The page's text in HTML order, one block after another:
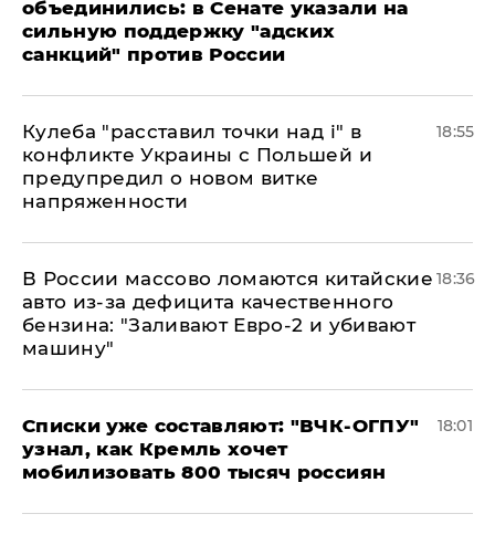
объединились: в Сенате указали на
сильную поддержку "адских
санкций" против России
Кулеба "расставил точки над і" в
конфликте Украины с Польшей и
предупредил о новом витке
напряженности
18:55
В России массово ломаются китайские
авто из-за дефицита качественного
бензина: "Заливают Евро-2 и убивают
машину"
18:36
Списки уже составляют: "ВЧК-ОГПУ"
узнал, как Кремль хочет
мобилизовать 800 тысяч россиян
18:01